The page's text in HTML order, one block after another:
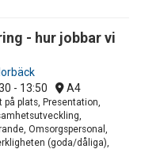
- hur jobbar vi
- 13:50 A4
på plats, Presentation,
Omsorgspersonal,
(goda/dåliga),